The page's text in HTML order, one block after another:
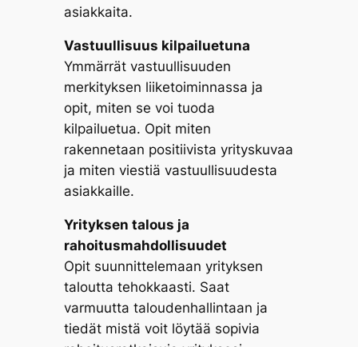
asiakkaita.
Vastuullisuus kilpailuetuna
Ymmärrät vastuullisuuden
merkityksen liiketoiminnassa ja
opit, miten se voi tuoda
kilpailuetua. Opit miten
rakennetaan positiivista yrityskuvaa
ja miten viestiä vastuullisuudesta
asiakkaille.
Yrityksen talous ja
rahoitusmahdollisuudet
Opit suunnittelemaan yrityksen
taloutta tehokkaasti. Saat
varmuutta taloudenhallintaan ja
tiedät mistä voit löytää sopivia